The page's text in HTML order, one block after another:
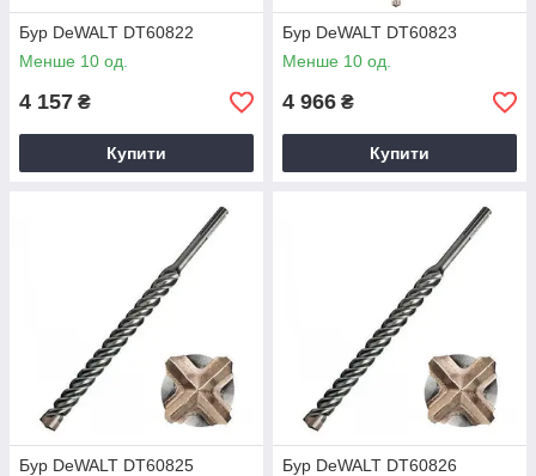
Бур DeWALT DT60822
Менше 10 од.
4 157 ₴
Купити
Бур DeWALT DT60823
Менше 10 од.
4 966 ₴
Купити
Бур DeWALT DT60825
Бур DeWALT DT60826